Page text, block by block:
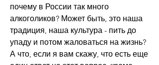
почему в России так много
алкоголиков? Может быть, это наша
традиция, наша культура - пить до
упаду и потом жаловаться на жизнь?
А что, если я вам скажу, что есть еще